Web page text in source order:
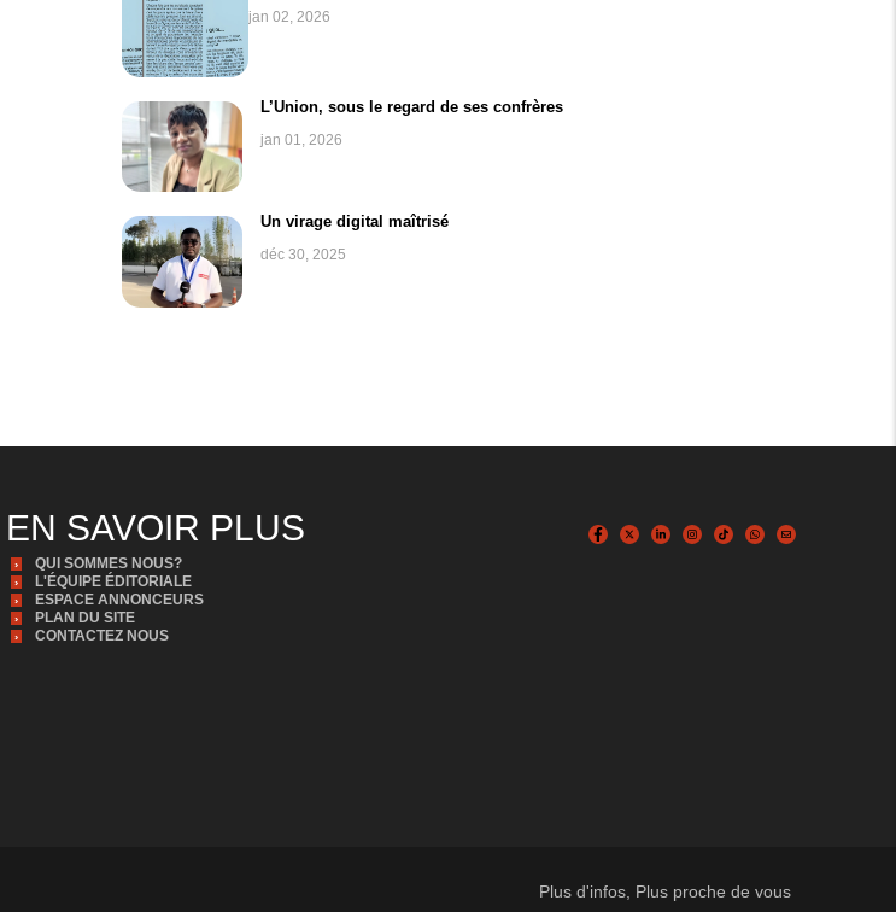
jan 02, 2026
L’Union, sous le regard de ses confrères
jan 01, 2026
Un virage digital maîtrisé
déc 30, 2025
EN SAVOIR PLUS
QUI SOMMES NOUS?
L'ÉQUIPE ÉDITORIALE
ESPACE ANNONCEURS
PLAN DU SITE
CONTACTEZ NOUS
Plus d'infos, Plus proche de vous